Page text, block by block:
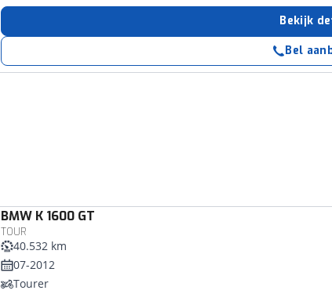
Bekijk
Bel
BMW K 1600 GT
TOUR
40.532 km
07-2012
Tourer